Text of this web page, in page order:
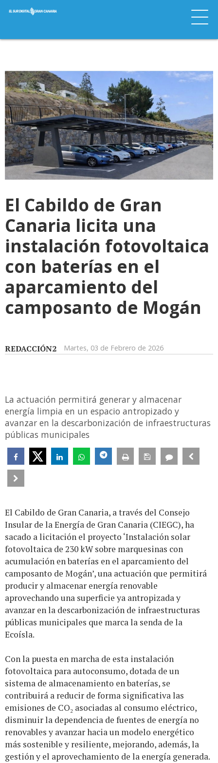
El Cabildo de Gran
Canaria licita una
instalación fotovoltaica
con baterías en el
aparcamiento del
camposanto de Mogán
REDACCIÓN2 Martes, 03 de Febrero de 2026
La actuación permitirá generar y almacenar
energía limpia en un espacio antropizado y
avanzar en la descarbonización de infraestructuras
públicas municipales
El Cabildo de Gran Canaria, a través del Consejo
Insular de la Energía de Gran Canaria (CIEGC), ha
sacado a licitación el proyecto ‘Instalación solar
fotovoltaica de 230 kW sobre marquesinas con
acumulación en baterías en el aparcamiento del
camposanto de Mogán’, una actuación que permitirá
producir y almacenar energía renovable
aprovechando una superficie ya antropizada y
avanzar en la descarbonización de infraestructuras
públicas municipales que marca la senda de la
Ecoísla.
Con la puesta en marcha de esta instalación
fotovoltaica para autoconsumo, dotada de un
sistema de almacenamiento en baterías, se
contribuirá a reducir de forma significativa las
emisiones de CO₂ asociadas al consumo eléctrico,
disminuir la dependencia de fuentes de energía no
renovables y avanzar hacia un modelo energético
más sostenible y resiliente, mejorando, además, la
gestión y el aprovechamiento de la energía generada.